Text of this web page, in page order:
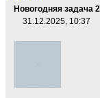
Новогодняя задача
31.12.2025, 10:37